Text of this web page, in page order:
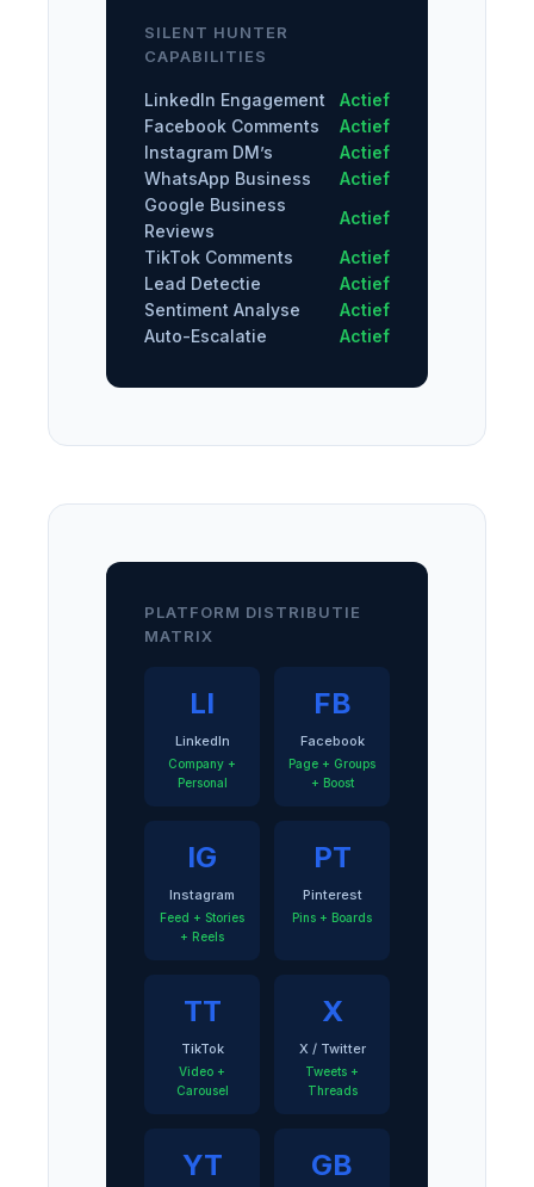
SILENT HUNTER
CAPABILITIES
LinkedIn Engagement
Actief
Facebook Comments
Actief
Instagram DM’s
Actief
WhatsApp Business
Actief
Google Business
Reviews
Actief
TikTok Comments
Actief
Lead Detectie
Actief
Sentiment Analyse
Actief
Auto-Escalatie
Actief
PLATFORM DISTRIBUTIE
MATRIX
LI
LinkedIn
Company +
Personal
FB
Facebook
Page + Groups
+ Boost
IG
Instagram
Feed + Stories
+ Reels
PT
Pinterest
Pins + Boards
TT
TikTok
Video +
Carousel
X
X / Twitter
Tweets +
Threads
YT GB